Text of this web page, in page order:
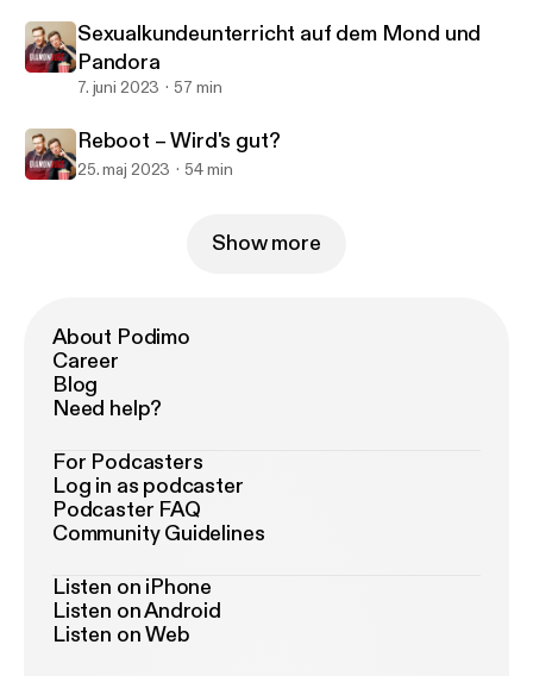
Sexualkundeunterricht auf dem Mond und
Pandora
7. juni 2023 57 min
Reboot – Wird's gut?
25. maj 2023 54 min
Show more
About Podimo
Career
Blog
Need help?
For Podcasters
Log in as podcaster
Podcaster FAQ
Community Guidelines
Listen on iPhone
Listen on Android
Listen on Web